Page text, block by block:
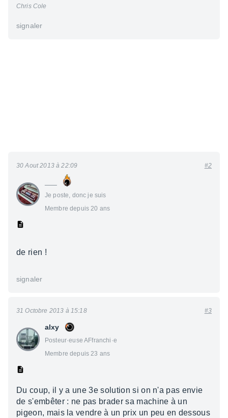
Chris Cole
signaler
Je poste, donc je suis
Membre depuis 20 ans
30 Aout 2013 à 22:09 #2
de rien !
signaler
alxy
Posteur·euse AFfranchi·e
Membre depuis 23 ans
31 Octobre 2013 à 15:18 #3
Du coup, il y a une 3e solution si on n'a pas envie
de s'embêter : ne pas brader sa machine à un
pigeon, mais la vendre à un prix un peu en dessous